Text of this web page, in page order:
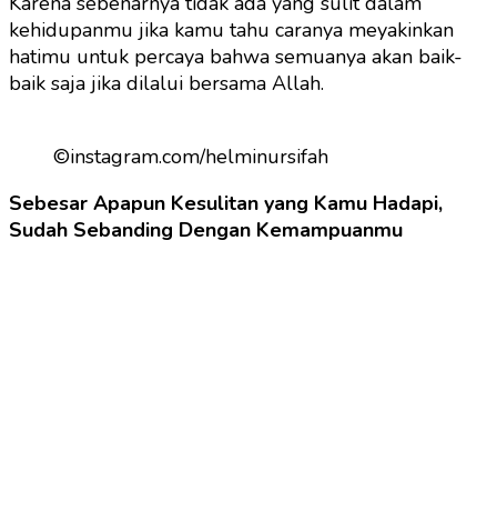
kehidupanmu jika kamu tahu caranya meyakinkan
hatimu untuk percaya bahwa semuanya akan baik-
baik saja jika dilalui bersama Allah.
©instagram.com/helminursifah
Sebesar Apapun Kesulitan yang Kamu Hadapi,
Sudah Sebanding Dengan Kemampuanmu